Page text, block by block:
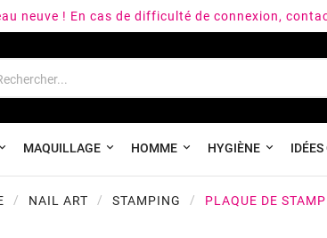
neuve ! En cas de difficulté de connexion,
MAQUILLAGE HOMME HYGIÈNE
NAIL ART STAMPING PLAQUE DE